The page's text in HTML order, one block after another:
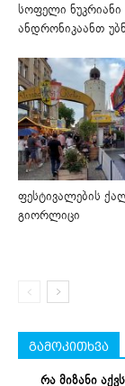
სოფელი ნუკრიანი
ანდრონიკაანთ
ფესტივალების
გიორლიცი
გამოკითხვა
რა მიზანი